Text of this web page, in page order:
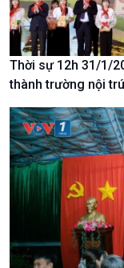
Thời sự 12h 31/1/
thành trường nội